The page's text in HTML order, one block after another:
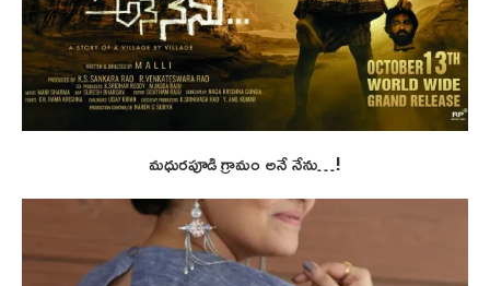
మధురపూడి గ్రామం అనే నేను…!